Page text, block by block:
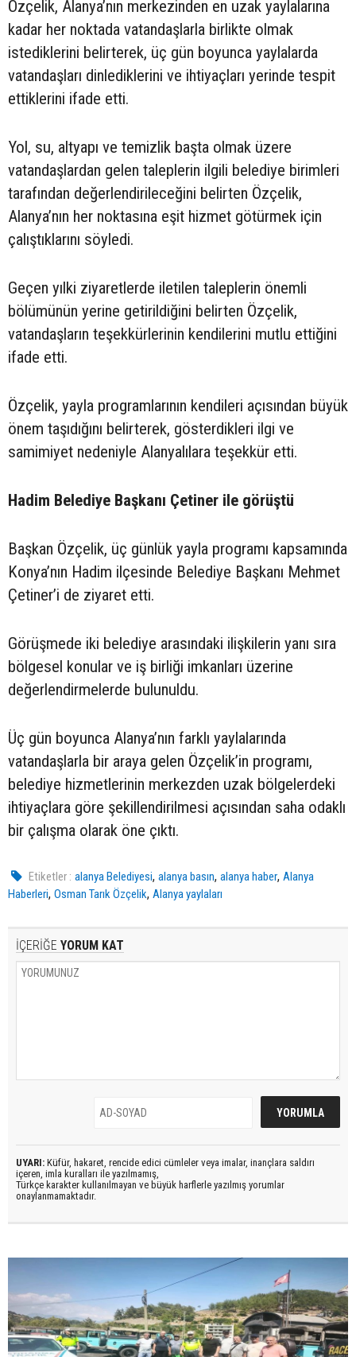
Özçelik, Alanya’nın merkezinden en uzak yaylalarına
kadar her noktada vatandaşlarla birlikte olmak
istediklerini belirterek, üç gün boyunca yaylalarda
vatandaşları dinlediklerini ve ihtiyaçları yerinde tespit
ettiklerini ifade etti.
Yol, su, altyapı ve temizlik başta olmak üzere
vatandaşlardan gelen taleplerin ilgili belediye birimleri
tarafından değerlendirileceğini belirten Özçelik,
Alanya’nın her noktasına eşit hizmet götürmek için
çalıştıklarını söyledi.
Geçen yılki ziyaretlerde iletilen taleplerin önemli
bölümünün yerine getirildiğini belirten Özçelik,
vatandaşların teşekkürlerinin kendilerini mutlu ettiğini
ifade etti.
Özçelik, yayla programlarının kendileri açısından büyük
önem taşıdığını belirterek, gösterdikleri ilgi ve
samimiyet nedeniyle Alanyalılara teşekkür etti.
Hadim Belediye Başkanı Çetiner ile görüştü
Başkan Özçelik, üç günlük yayla programı kapsamında
Konya’nın Hadim ilçesinde Belediye Başkanı Mehmet
Çetiner’i de ziyaret etti.
Görüşmede iki belediye arasındaki ilişkilerin yanı sıra
bölgesel konular ve iş birliği imkanları üzerine
değerlendirmelerde bulunuldu.
Üç gün boyunca Alanya’nın farklı yaylalarında
vatandaşlarla bir araya gelen Özçelik’in programı,
belediye hizmetlerinin merkezden uzak bölgelerdeki
ihtiyaçlara göre şekillendirilmesi açısından saha odaklı
bir çalışma olarak öne çıktı.
Etiketler : alanya Belediyesi,alanya basın,alanya haber,Alanya
Haberleri, Osman Tarık Özçelik, Alanya yaylaları
İÇERİĞE YORUM KAT
UYARI: Küfür, hakaret, rencide edici cümleler veya imalar, inançlara saldırı
içeren, imla kuralları ile yazılmamış,
Türkçe karakter kullanılmayan ve büyük harflerle yazılmış yorumlar
onaylanmamaktadır.